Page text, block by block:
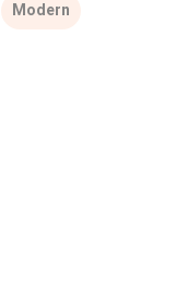
Modern